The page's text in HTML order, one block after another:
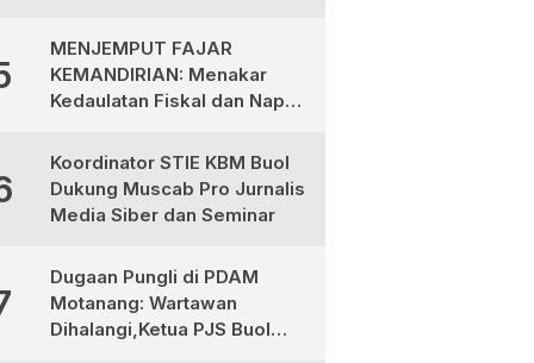
MENJEMPUT FAJAR
KEMANDIRIAN: Menakar
Kedaulatan Fiskal dan Napas
Koordinator STIE KBM Buol
Dukung Muscab Pro Jurnalis
Media Siber dan Seminar
Dugaan Pungli di PDAM
Motanang: Wartawan
Dihalangi,Ketua PJS Buol